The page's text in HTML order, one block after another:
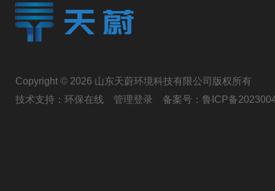
Copyright © 2026 山东天蔚环境科技有限公司版权所有
技术支持： 环保在线 管理登录 备案号： 鲁ICP备